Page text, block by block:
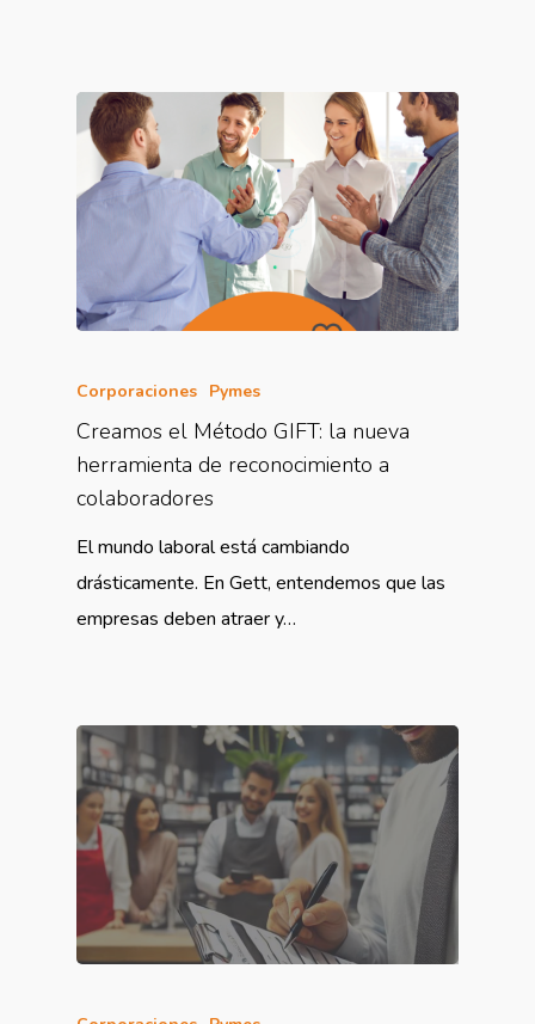
Corporaciones Pymes
Creamos el Método GIFT: la nueva
herramienta de reconocimiento a
colaboradores
El mundo laboral está cambiando
drásticamente. En Gett, entendemos que las
empresas deben atraer y…